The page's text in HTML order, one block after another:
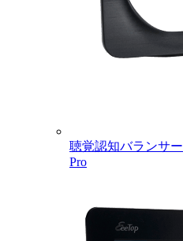
聴覚認知バランサー
Pro